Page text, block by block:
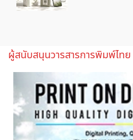
ผู้สนับสนุนวารสารการพิมพ์ไท